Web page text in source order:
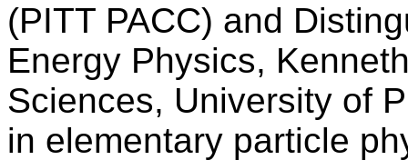
(PITT PACC) and
Energy Physics,
Sciences, University of
in elementary particle